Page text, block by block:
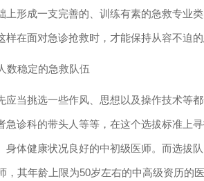
上形成一支完善的、训练有素的急救专业
在面对急诊抢救时，才能保持从容不迫的
数稳定的急救队伍
应当挑选一些作风、思想以及操作技术等
急诊科的带头人等等，在这个选拔标准上
身体健康状况良好的中初级医师。而选拔
，其年龄上限为50岁左右的中高级资历的